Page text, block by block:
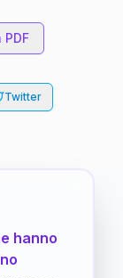
PDF
Twitter
hanno